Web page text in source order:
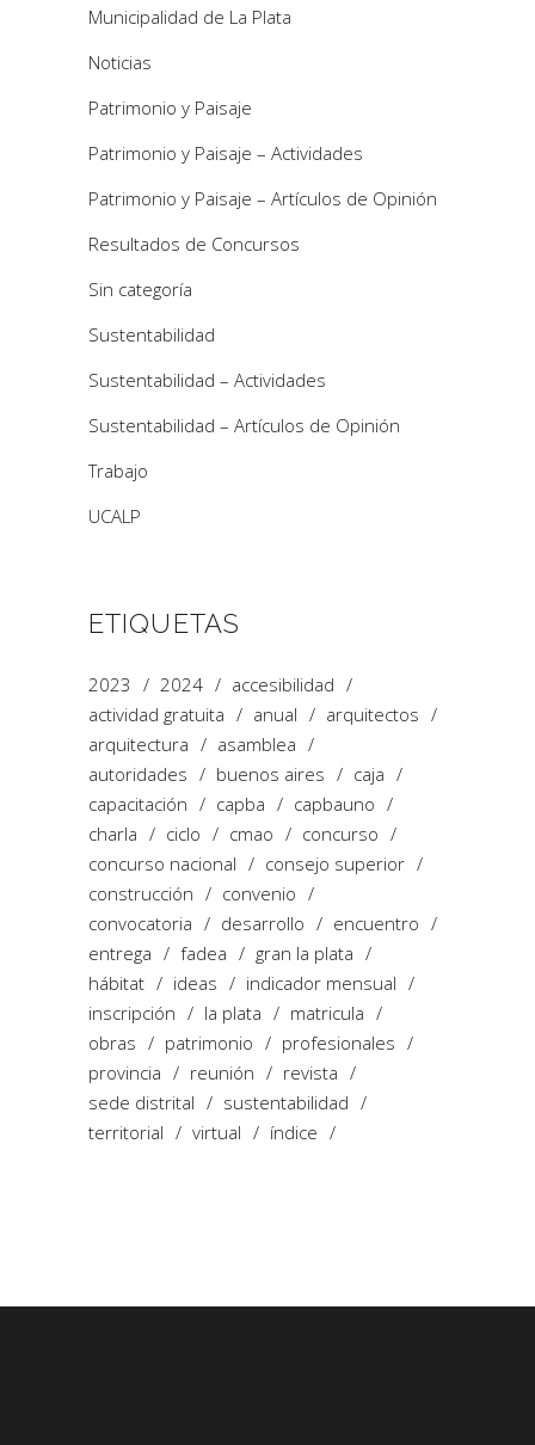
Municipalidad de La Plata
Noticias
Patrimonio y Paisaje
Patrimonio y Paisaje – Actividades
Patrimonio y Paisaje – Artículos de Opinión
Resultados de Concursos
Sin categoría
Sustentabilidad
Sustentabilidad – Actividades
Sustentabilidad – Artículos de Opinión
Trabajo
UCALP
ETIQUETAS
2023 2024
accesibilidad
actividad gratuita
anual
arquitectos
arquitectura
asamblea
autoridades
buenos aires
caja
capacitación
capba
capbauno
charla
ciclo cmao
concurso
concurso nacional
consejo superior
construcción
convenio
convocatoria
desarrollo
encuentro
entrega
fadea
gran la plata
hábitat
ideas
indicador mensual
inscripción
la plata
matricula
obras
patrimonio
profesionales
provincia
reunión
revista
sede distrital
sustentabilidad
territorial
virtual índice